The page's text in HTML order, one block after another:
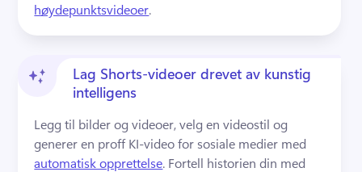
høydepunktsvideoer.
Lag Shorts-videoer drevet av kunstig
intelligens
Legg til bilder og videoer, velg en videostil og
generer en proff KI-video for sosiale medier med
automatisk opprettelse. Fortell historien din med